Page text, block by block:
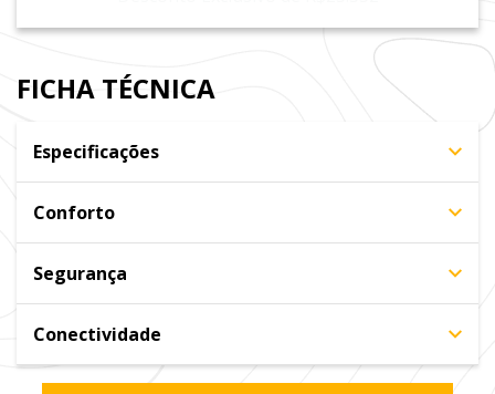
FICHA TÉCNICA
Especificações
Conforto
Segurança
Conectividade